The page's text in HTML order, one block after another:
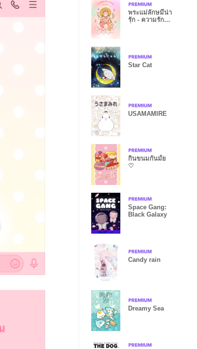
พระแม่ลักษมีน่า
รัก - ความรัก
Star Cat
USAMAMIRE
กินขนมกันมั้ย
♡
Space Gang:
Black Galaxy
Candy rain
Dreamy Sea